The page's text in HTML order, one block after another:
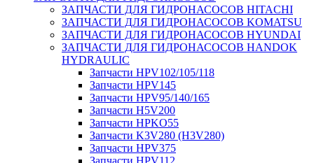
ЗАПЧАСТИ ДЛЯ ГИДРОНАСОСОВ HITACHI
ЗАПЧАСТИ ДЛЯ ГИДРОНАСОСОВ KOMATSU
ЗАПЧАСТИ ДЛЯ ГИДРОНАСОСОВ HYUNDAI
ЗАПЧАСТИ ДЛЯ ГИДРОНАСОСОВ HANDOK
HYDRAULIC
Запчасти HPV102/105/118
Запчасти HPV145
Запчасти HPV95/140/165
Запчасти H5V200
Запчасти HPKO55
Запчасти K3V280 (H3V280)
Запчасти HPV375
Запчасти HPV112